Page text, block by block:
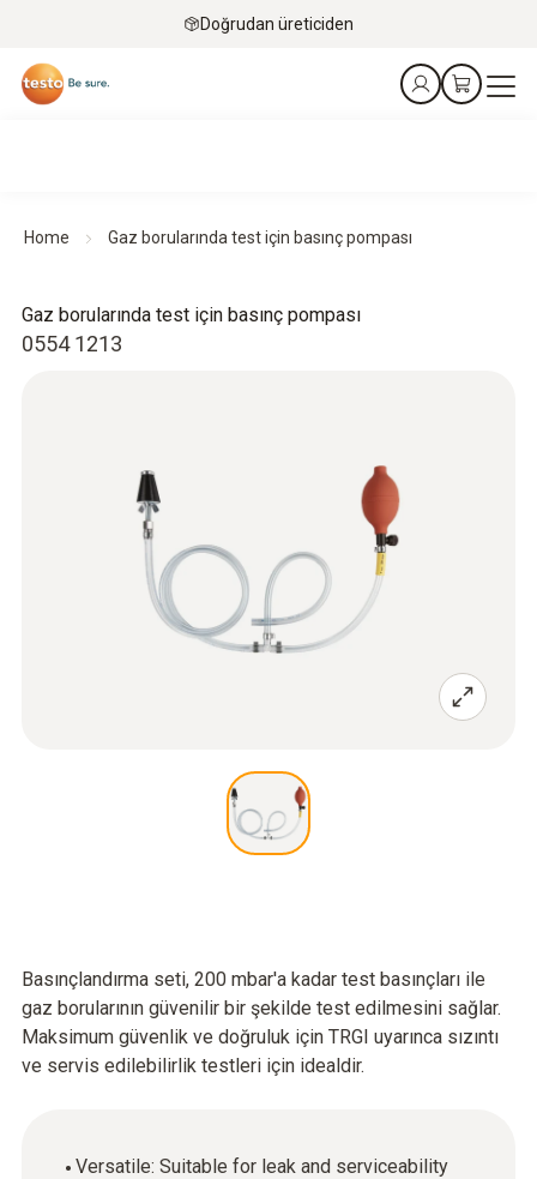
Doğrudan üreticiden
Home Gaz borularında test için basınç pompası
0554 1213
Gaz borularında test için basınç pompası
Basınçlandırma seti, 200 mbar'a kadar test basınçları ile
gaz borularının güvenilir bir şekilde test edilmesini sağlar.
Maksimum güvenlik ve doğruluk için TRGI uyarınca sızıntı
ve servis edilebilirlik testleri için idealdir.
Versatile: Suitable for leak and serviceability